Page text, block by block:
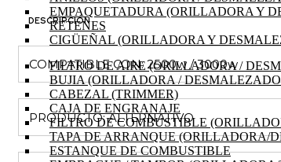
EMPAQUETADURA (ORILLADORA Y
RETENES
CIGÜEÑAL (ORILLADORA Y
FILTRO DE AIRE (ORILLADORA /
BUJIA (ORILLADORA /
CABEZAL (TRIMMER)
CAJA DE ENGRANAJE
FILTRO DE COMBUSTIBLE
TAPA DE ARRANQUE (ORILLADORA/
ESTANQUE DE COMBUSTIBLE
DESCRIPCIÓN
COMPATIBLE CON: 2500w / 3000w
PRODUCTO: ALTERNATIVO